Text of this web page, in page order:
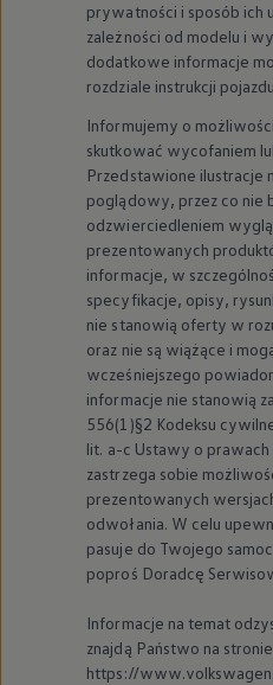
prywatności i sposób ich
zależności od modelu i
dodatkowe informacje
rozdziale instrukcji
Informujemy o
skutkować wycofaniem
Przedstawione ilustracje
poglądowy, przez co nie
odzwierciedleniem
prezentowanych
informacje, w
specyfikacje, opisy,
nie stanowią oferty w
oraz nie są wiążące i
wcześniejszego
informacje nie stanowią
556(1)§2 Kodeksu
lit. a-c Ustawy o prawach
zastrzega sobie
prezentowanych
odwołania. W celu
pasuje do Twojego
poproś Doradcę
Informacje na temat
znajdą Państwo na stronie
https://